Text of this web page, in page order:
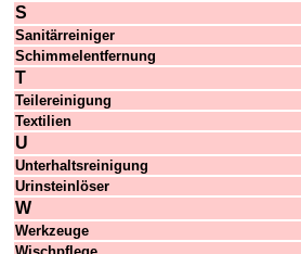
S
Sanitärreiniger
Schimmelentfernung
T
Teilereinigung
Textilien
U
Unterhaltsreinigung
Urinsteinlöser
W
Werkzeuge